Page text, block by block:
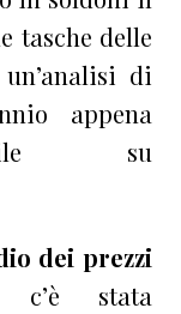
tasche delle
di
appena
su
dei prezzi
c’è stata